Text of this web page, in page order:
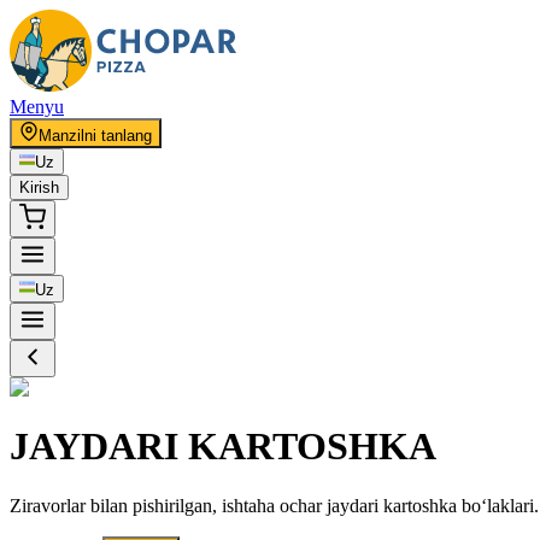
Menyu
Manzilni tanlang
Uz
Kirish
Uz
JAYDARI KARTOSHKA
Ziravorlar bilan pishirilgan, ishtaha ochar jaydari kartoshka bo‘laklari.